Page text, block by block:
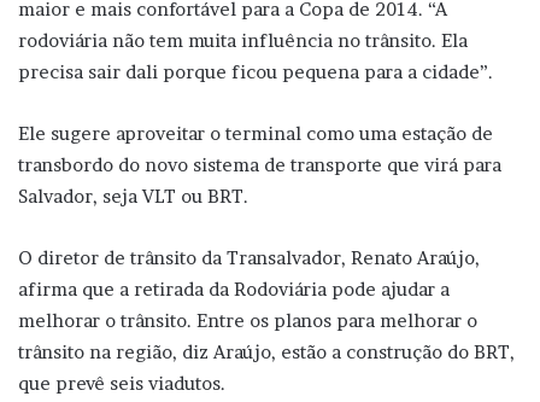
maior e mais confortável para a Copa de 2014. “A
rodoviária não tem muita influência no trânsito. Ela
precisa sair dali porque ficou pequena para a cidade”.
Ele sugere aproveitar o terminal como uma estação de
transbordo do novo sistema de transporte que virá para
Salvador, seja VLT ou BRT.
O diretor de trânsito da Transalvador, Renato Araújo,
afirma que a retirada da Rodoviária pode ajudar a
melhorar o trânsito. Entre os planos para melhorar o
trânsito na região, diz Araújo, estão a construção do BRT,
que prevê seis viadutos.